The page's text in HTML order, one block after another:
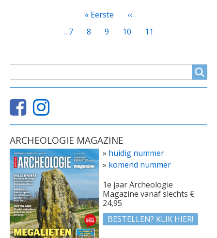
Eerste
pagina
« Eerste
Vorige
pagina
‹‹
Page
…7 Page
8 Page
9 Page
10
Huidige
11
ZOEKVELD
ARCHEOLOGIE MAGAZINE
» huidig nummer
» komend nummer
1e jaar Archeologie
Magazine vanaf slechts €
24,95
BESTELLEN? KLIK HIER!